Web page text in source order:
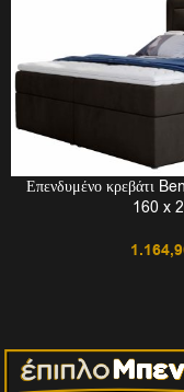
Επενδυμένο κρεβάτι
160 x